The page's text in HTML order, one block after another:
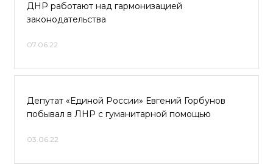
ДНР работают над гармонизацией
законодательства
07.06.22
Депутат «Единой России» Евгений Горбунов
побывал в ЛНР с гуманитарной помощью
03.06.22